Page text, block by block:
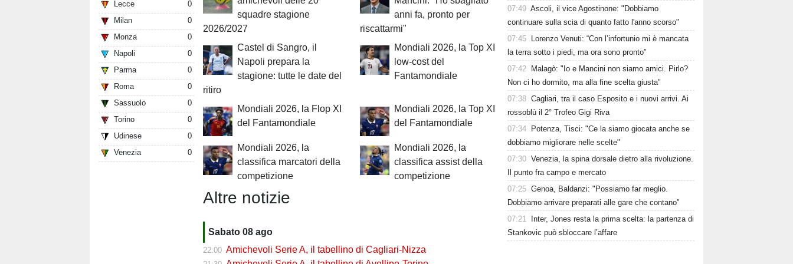
Lecce
0
Milan
0
Monza
0
Napoli
0
Parma
0
Roma
0
Sassuolo
0
Torino
0
Udinese
0
Venezia
0
squadre stagione
2026/2027
anni fa, pronto per
riscattarmi"
Castel di Sangro, il
Napoli prepara la
stagione: tutte le date del
ritiro
Mondiali 2026, la Top XI
low-cost del
Fantamondiale
Mondiali 2026, la Flop XI
del Fantamondiale
Mondiali 2026, la Top XI
del Fantamondiale
Mondiali 2026, la
classifica marcatori della
competizione
Mondiali 2026, la
classifica assist della
competizione
Altre notizie
Sabato 08 ago
22:00 Amichevoli Serie A, il tabellino di Cagliari-Nizza
07:49 Ascoli, il vice Agostinone: "Dobbiamo
continuare sulla scia di quanto fatto l'anno scorso"
07:45
Lorenzo Venuti: “Con l’infortunio mi è mancata
la terra sotto i piedi, ma ora sono pronto”
07:42
Malagò: "Io e Mancini non siamo amici. Pirlo?
Non ci ho dormito, ma alla fine scelta giusta"
07:38 Cagliari, tra il caso Esposito e i nuovi arrivi. Ai
rossoblù il 2° Trofeo Gigi Riva
07:34
Potenza, Tisci: "Ce la siamo giocata anche se
dobbiamo migliorare nelle scelte"
07:30 Venezia, la spina dorsale dietro alla rivoluzione.
Il punto fra campo e mercato
07:25 Genoa, Baldanzi: "Possiamo far meglio.
Dobbiamo arrivare preparati alle gare che contano"
07:21
Inter, Jones resta la prima scelta: la partenza di
Stankovic può sbloccare l’affare